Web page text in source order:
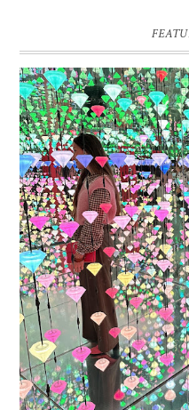
16 JAAR
Vandaag is het weer zo’n
pauzeknop duw, want Sprinkles
Dat blijft ...